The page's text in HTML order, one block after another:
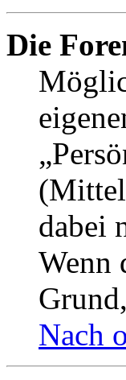
Die
dabei
Wenn
Nach